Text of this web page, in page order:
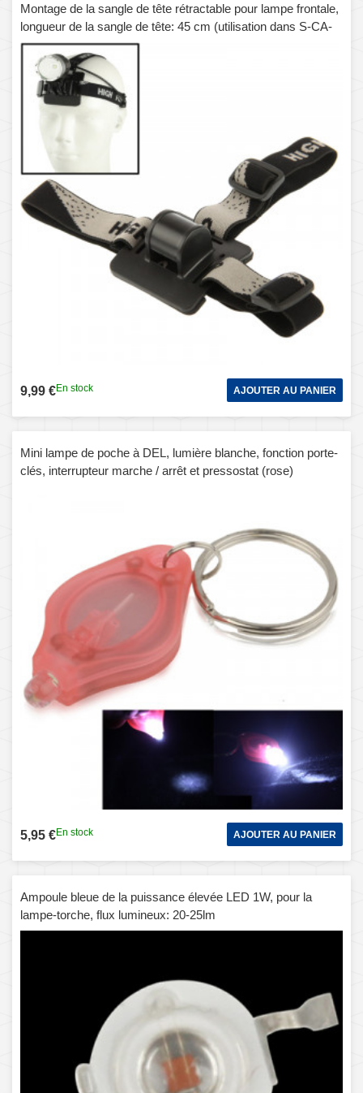
Montage de la sangle de tête rétractable pour lampe frontale,
longueur de la sangle de tête: 45 cm (utilisation dans S-CA-
8102)
9,99 €En stock AJOUTER AU PANIER
Mini lampe de poche à DEL, lumière blanche, fonction porte-
clés, interrupteur marche / arrêt et pressostat (rose)
5,95 €En stock AJOUTER AU PANIER
Ampoule bleue de la puissance élevée LED 1W, pour la
lampe-torche, flux lumineux: 20-25lm